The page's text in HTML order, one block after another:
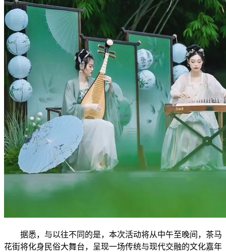
据悉，与以往不同的是，本次活动将从中午至晚间，茶马
花街将化身民俗大舞台，呈现一场传统与现代交融的文化嘉年